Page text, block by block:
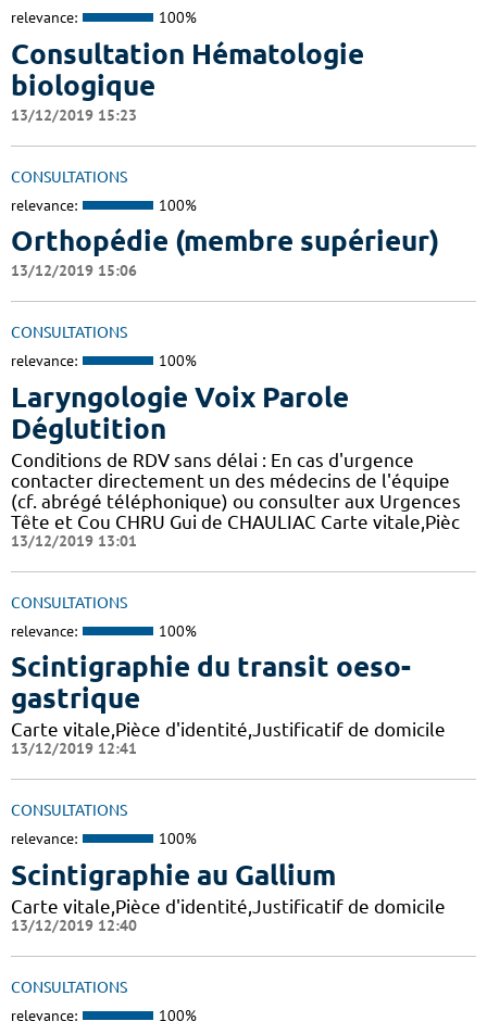
relevance: 100%
Consultation Hématologie
biologique
13/12/2019 15:23
CONSULTATIONS
relevance: 100%
Orthopédie (membre supérieur)
13/12/2019 15:06
CONSULTATIONS
relevance: 100%
Laryngologie Voix Parole
Déglutition
Conditions de RDV sans délai : En cas d'urgence
contacter directement un des médecins de l'équipe
(cf. abrégé téléphonique) ou consulter aux Urgences
Tête et Cou CHRU Gui de CHAULIAC Carte vitale,Pièc
13/12/2019 13:01
CONSULTATIONS
relevance: 100%
Scintigraphie du transit oeso-
gastrique
Carte vitale,Pièce d'identité,Justificatif de domicile
13/12/2019 12:41
CONSULTATIONS
relevance: 100%
Scintigraphie au Gallium
Carte vitale,Pièce d'identité,Justificatif de domicile
13/12/2019 12:40
CONSULTATIONS
relevance: 100%